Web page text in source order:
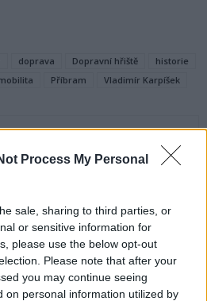
Process My Personal
sale, sharing to third parties, or
or sensitive information for
please use the below opt-out
Please note that after your
you may continue seeing
on personal information utilized by
doprava Dopravní hřiště
historie
Příbram Vladimír Karpíšek
Následující článek
Dobříš plánuje výstavbu nové
policejní stanice